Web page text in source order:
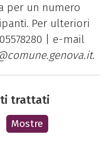
per un numero
Per ulteriori
| e-mail
.
trattati
Mostre